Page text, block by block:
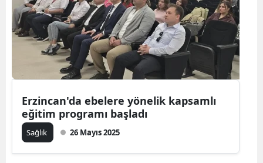
Erzincan'da ebelere yönelik kapsamlı
eğitim programı başladı
Sağlık 26 Mayıs 2025